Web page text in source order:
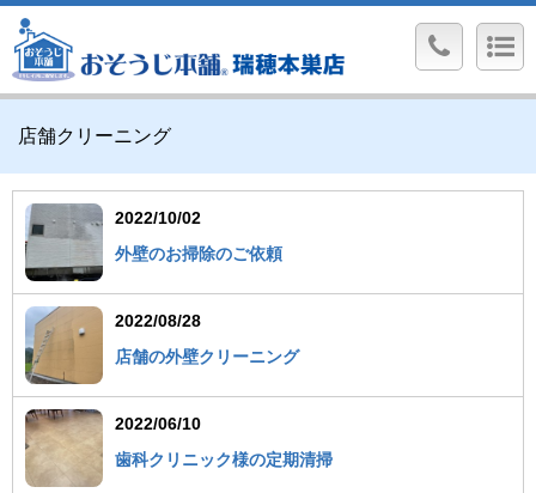
店舗クリーニング
2022/10/02
外壁のお掃除のご依頼
2022/08/28
店舗の外壁クリーニング
2022/06/10
歯科クリニック様の定期清掃